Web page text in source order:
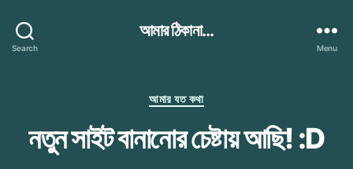
Search
আমার ঠিকানা...
Menu
Categories
আমার যত কথা
নতুন সাইট বানানোর চেষ্টায় আছি! :D